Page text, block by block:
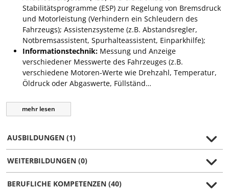
Stabilitätsprogramme (ESP) zur Regelung von Bremsdruck
und Motorleistung (Verhindern ein Schleudern des
Fahrzeugs); Assistenzsysteme (z.B. Abstandsregler,
Notbremsassistent, Spurhalteassistent, Einparkhilfe);
Informationstechnik: Messung und Anzeige
verschiedener Messwerte des Fahrzeuges (z.B.
verschiedene Motoren-Werte wie Drehzahl, Temperatur,
Öldruck oder Abgaswerte, Füllständ…
mehr lesen
AUSBILDUNGEN (1)
WEITERBILDUNGEN (0)
BERUFLICHE KOMPETENZEN (40)